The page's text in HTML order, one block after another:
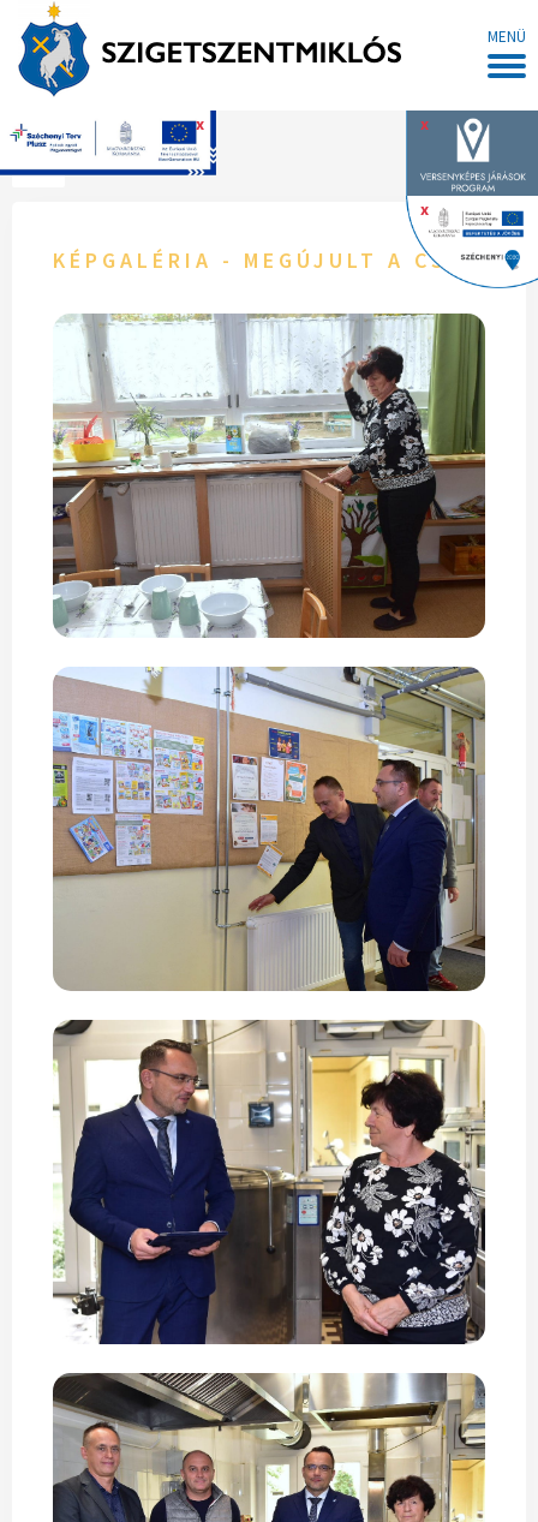
MENÜ
x
x
x
Főoldal
KÉPGALÉRIA - MEGÚJULT A